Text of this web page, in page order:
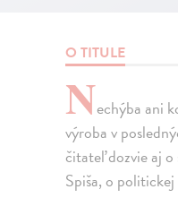
O TITULE
Nechýba ani
výroba v
čitateľ dozvie aj
Spiša, o